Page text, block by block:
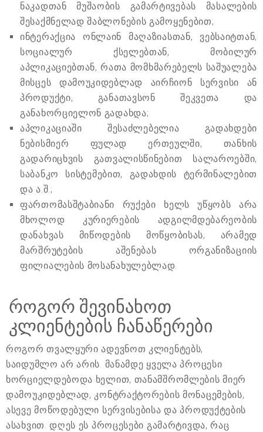
ნაკადთან მუშაობის გამარტივებას მასალების
შესაქმნელად შაბლონების გამოყენებით;
ინტერაქცია ონლაინ მაღაზიასთან, ვებსაიტთან,
სოციალურ ქსელებთან, მობილურ
აპლიკაციებთან, რათა მომხმარებელს საშუალება
მისცეს დამოუკიდებლად აირჩიონ სერვისი ან
პროდუქტი, განათავსონ შეკვეთა და
განახორციელონ გადახდა;
აპლიკაციაში შესაძლებელია გადახდები
ნებისმიერ ფულად ერთეულში, თანხის
გადარიცხვის გათვალისწინებით სალაროებში,
საბანკო სისტემებით, გადახდის ტერმინალებით
და ა.შ.;
ფართომასშტაბიანი რუქები ხელს უწყობს არა
მხოლოდ კურიერების ადგილმდებარეობის
დანახვას მიწოდების მოწყობისას, არამედ
მარშრუტების აშენებას ორგანიზაციის
ფილიალების მოსანახულებლად.
როგორ შევინახოთ
კლიენტების ჩანაწერები
როგორ თვალყური ადევნოთ კლიენტებს,
საიდუმლო არ არის. მანამდე ყველა პროცესი
ხორციელდებოდა ხელით, თანამშრომლების მიერ
დამოუკიდებლად, კონტრაქტორების მონაცემების,
ასევე მოწოდებული სერვისებისა და პროდუქტების
ასახვით. დღეს ეს პროცესები გამარტივდა, რაც